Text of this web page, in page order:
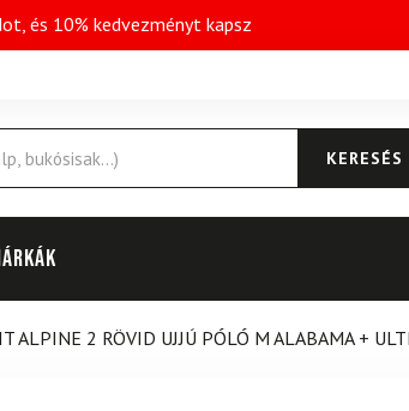
és 10% kedvezményt kapsz
KERESÉS
ALPINE 2 RÖVID UJJÚ PÓLÓ M ALABAMA +